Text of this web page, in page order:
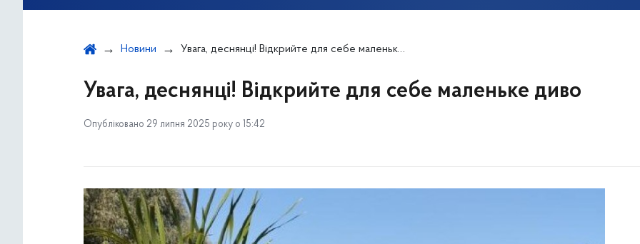
Новини Увага, деснянці! Відкрийте для себе маленьке диво
Увага, деснянці! Відкрийте для себе маленьке диво
Опубліковано 29 липня 2025 року о 15:42